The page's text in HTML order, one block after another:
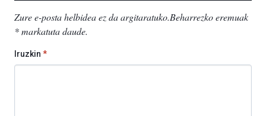
Zure e-posta helbidea ez da argitaratuko.Beharrezko eremuak
*markatuta daude.
Iruzkin *